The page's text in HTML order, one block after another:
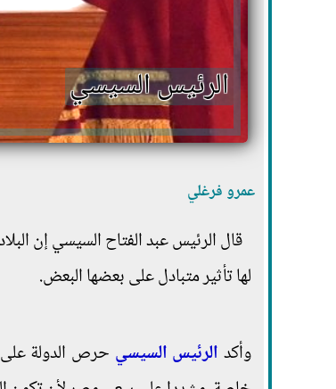
الرئيس السيسي
عمرو فرغلي
قال الرئيس عبد الفتاح السيسي إن
لها تأثير متبادل على بعضها البعض.
وأكد الرئيس السيسي حرص الدولة